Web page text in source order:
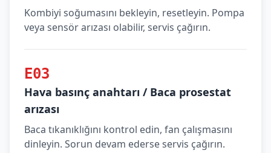
Kombiyi soğumasını bekleyin, resetleyin. Pompa
veya sensör arızası olabilir, servis çağırın.
E03
Hava basınç anahtarı / Baca prosestat
arızası
Baca tıkanıklığını kontrol edin, fan çalışmasını
dinleyin. Sorun devam ederse servis çağırın.